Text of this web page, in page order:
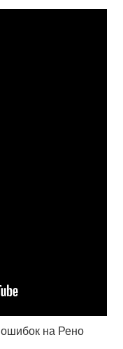
на Рено